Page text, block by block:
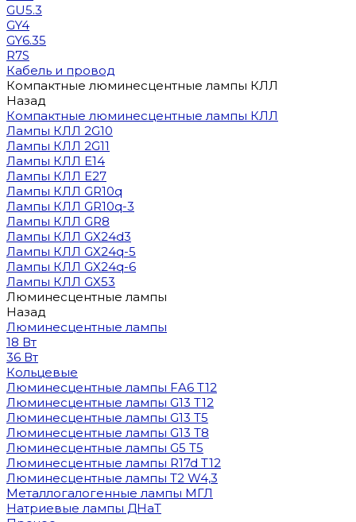
GU5.3
GY4
GY6.35
R7S
Кабель и провод
Компактные люминесцентные лампы КЛЛ
Назад
Компактные люминесцентные лампы КЛЛ
Лампы КЛЛ 2G10
Лампы КЛЛ 2G11
Лампы КЛЛ E14
Лампы КЛЛ E27
Лампы КЛЛ GR10q
Лампы КЛЛ GR10q-3
Лампы КЛЛ GR8
Лампы КЛЛ GX24d3
Лампы КЛЛ GX24q-5
Лампы КЛЛ GX24q-6
Лампы КЛЛ GX53
Люминесцентные лампы
Назад
Люминесцентные лампы
18 Вт
36 Вт
Кольцевые
Люминесцентные лампы FA6 T12
Люминесцентные лампы G13 T12
Люминесцентные лампы G13 T5
Люминесцентные лампы G13 T8
Люминесцентные лампы G5 T5
Люминесцентные лампы R17d T12
Люминесцентные лампы T2 W4,3
Металлогалогенные лампы МГЛ
Натриевые лампы ДНаТ